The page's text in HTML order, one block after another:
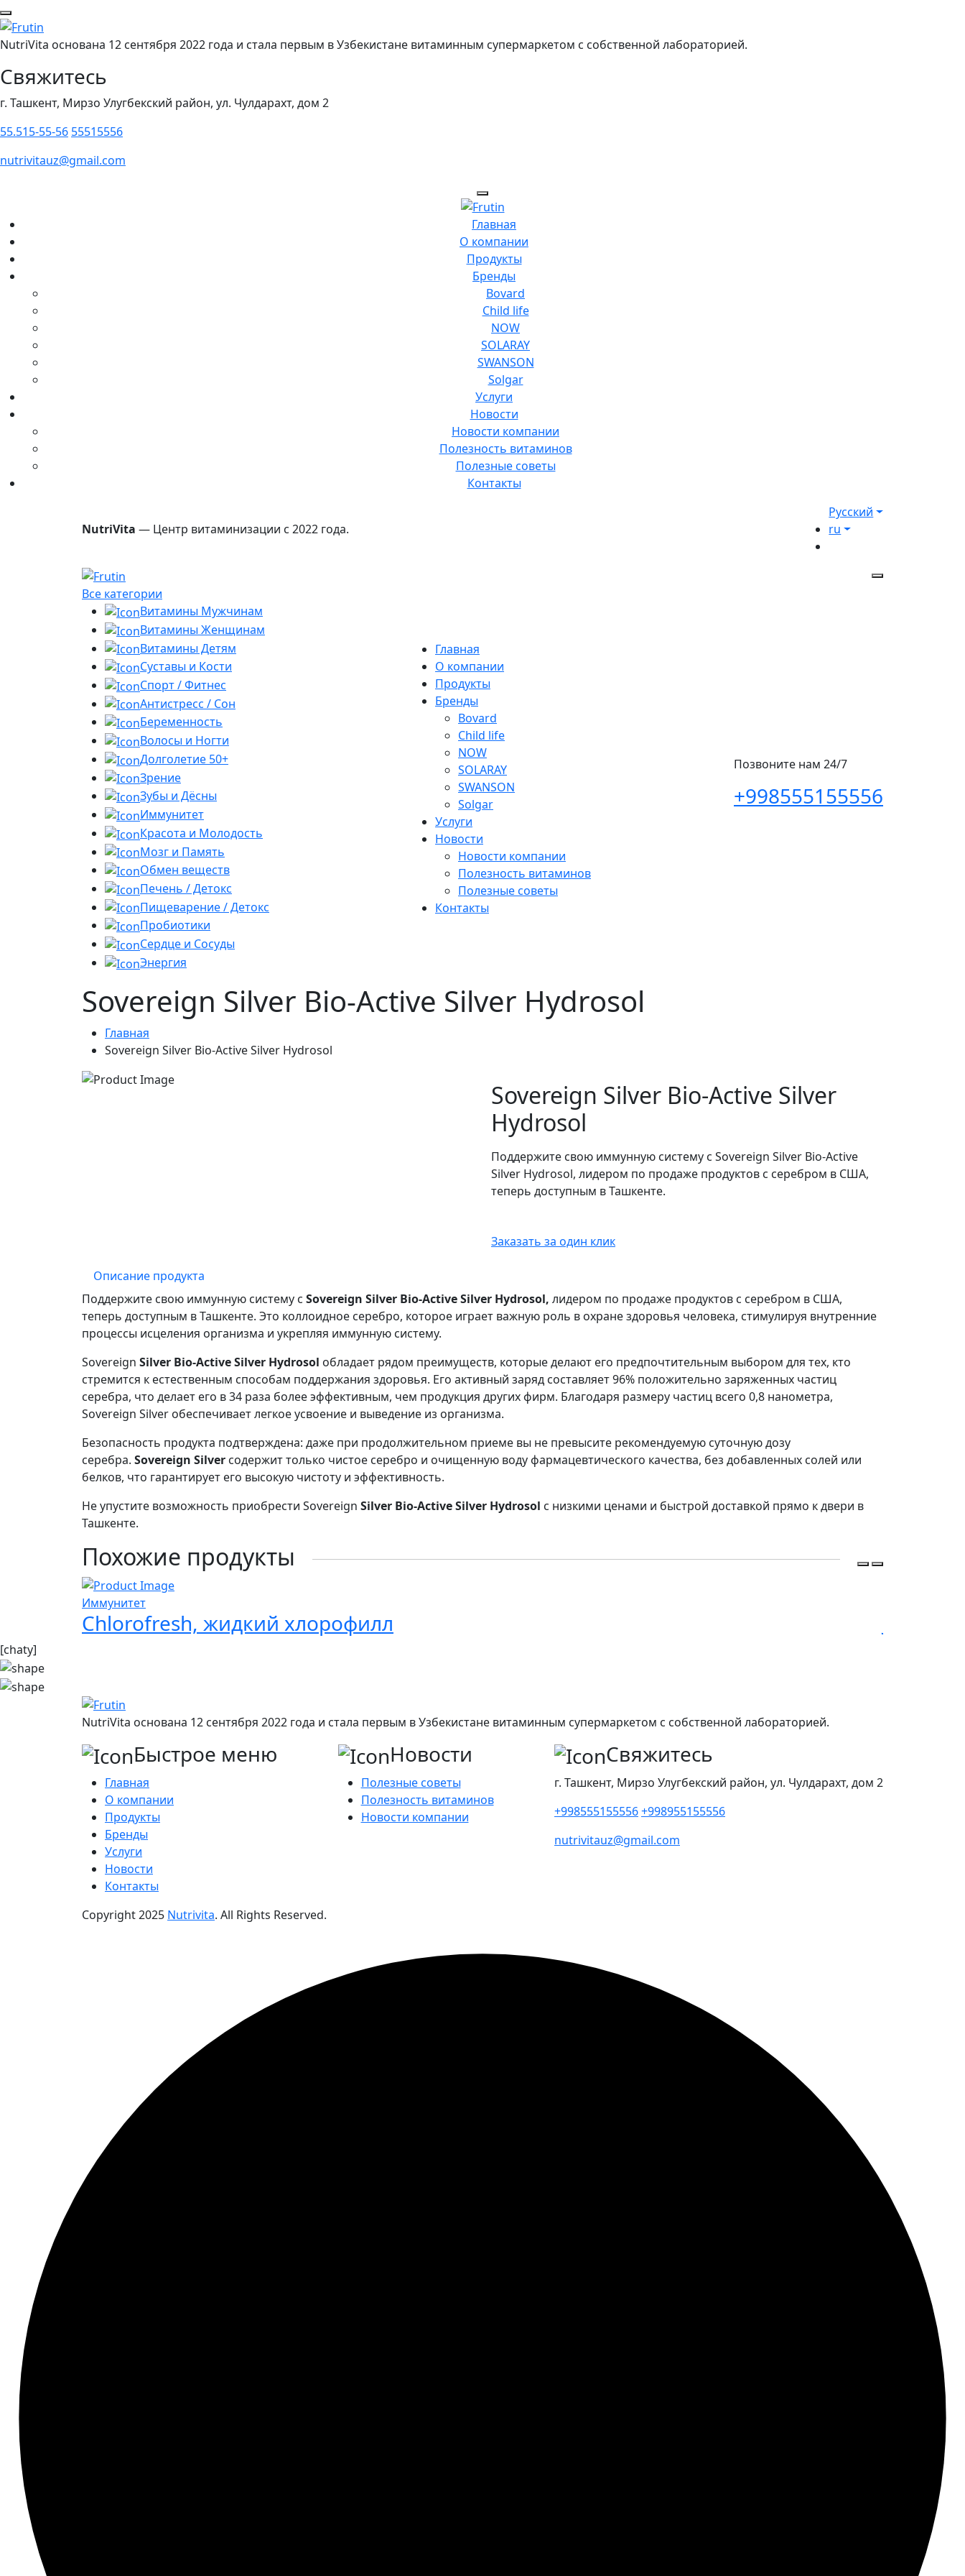
NutriVita основана 12 сентября 2022 года и стала первым в Узбекистане витаминным супермаркетом с собственной лабораторией.
Свяжитесь
г. Ташкент, Мирзо Улугбекский район, ул. Чулдарахт, дом 2
55.515-55-56 55515556
nutrivitauz@gmail.com
Главная
О компании
Продукты
Бренды
Bovard
Child life
NOW
SOLARAY
SWANSON
Solgar
Услуги
Новости
Новости компании
Полезность витаминов
Полезные советы
Контакты
NutriVita — Центр витаминизации с 2022 года.
Русский
ru
Все категории
Витамины Мужчинам
Витамины Женщинам
Витамины Детям
Суставы и Кости
Спорт / Фитнес
Антистресс / Сон
Беременность
Волосы и Ногти
Долголетие 50+
Зрение
Зубы и Дёсны
Иммунитет
Красота и Молодость
Мозг и Память
Обмен веществ
Печень / Детокс
Пищеварение / Детокс
Пробиотики
Сердце и Сосуды
Энергия
Главная
О компании
Продукты
Бренды
Bovard
Child life
NOW
SOLARAY
SWANSON
Solgar
Услуги
Новости
Новости компании
Полезность витаминов
Полезные советы
Контакты
Позвоните нам 24/7
+998555155556
Sovereign Silver Bio-Active Silver Hydrosol
Главная
Sovereign Silver Bio-Active Silver Hydrosol
Sovereign Silver Bio-Active Silver
Hydrosol
Поддержите свою иммунную систему с Sovereign Silver Bio-Active
Silver Hydrosol, лидером по продаже продуктов с серебром в США,
теперь доступным в Ташкенте.
Заказать за один клик
Описание продукта
Поддержите свою иммунную систему с Sovereign Silver Bio-Active Silver Hydrosol, лидером по продаже продуктов с серебром в США,
теперь доступным в Ташкенте. Это коллоидное серебро, которое играет важную роль в охране здоровья человека, стимулируя внутренние
процессы исцеления организма и укрепляя иммунную систему.
Sovereign Silver Bio-Active Silver Hydrosol обладает рядом преимуществ, которые делают его предпочтительным выбором для тех, кто
стремится к естественным способам поддержания здоровья. Его активный заряд составляет 96% положительно заряженных частиц
серебра, что делает его в 34 раза более эффективным, чем продукция других фирм. Благодаря размеру частиц всего 0,8 нанометра,
Sovereign Silver обеспечивает легкое усвоение и выведение из организма.
Безопасность продукта подтверждена: даже при продолжительном приеме вы не превысите рекомендуемую суточную дозу
серебра. Sovereign Silver содержит только чистое серебро и очищенную воду фармацевтического качества, без добавленных солей или
белков, что гарантирует его высокую чистоту и эффективность.
Не упустите возможность приобрести Sovereign Silver Bio-Active Silver Hydrosol с низкими ценами и быстрой доставкой прямо к двери в
Ташкенте.
Похожие продукты
Иммунитет
Chlorofresh, жидкий хлорофилл
[chaty]
NutriVita основана 12 сентября 2022 года и стала первым в Узбекистане витаминным супермаркетом с собственной лабораторией.
Быстрое меню
Главная
О компании
Продукты
Бренды
Услуги
Новости
Контакты
Новости
Полезные советы
Полезность витаминов
Новости компании
Свяжитесь
г. Ташкент, Мирзо Улугбекский район, ул. Чулдарахт, дом 2
+998555155556+998955155556
nutrivitauz@gmail.com
Copyright2025 Nutrivita. All Rights Reserved.